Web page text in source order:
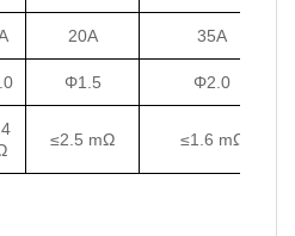
20A 35A
Φ1.5 Φ2.0
≤2.5 mΩ ≤1.6 mΩ